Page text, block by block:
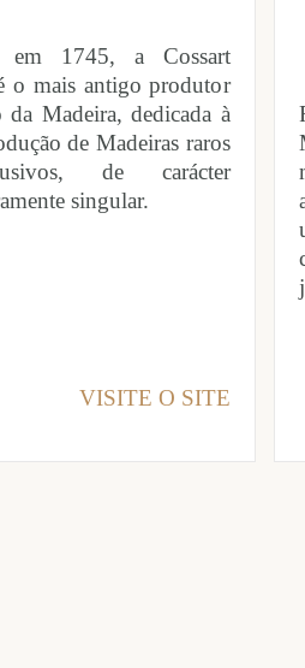
em 1745, a Cossart
o mais antigo produtor
Madeira, dedicada à
de Madeiras raros
de carácter
singular.
VISITE O SITE